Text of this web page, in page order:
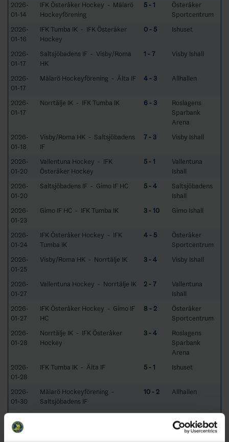
2026-
01-14
IFK Österåker Hockey - Mälarö
Hockeyförening
5 - 1
Österåker
Sportcentrum
2026-
01-16
IFK Tumba IK - IFK Österåker
Hockey
0 - 5 Ishuset
2026-
01-17
Saltsjöbadens IF - Visby/Roma
HK
1 - 7 Visby Ishall
2026-
01-17
Mälarö Hockeyförening - Älta IF 4 - 3 Allhallen
2026-
01-17
Norrtälje IK - IFK Tumba IK 6 - 3
Roslagens
Sparbank
Arena
2026-
01-18
Visby/Roma HK - Saltsjöbadens
IF
7 - 3 Visby Ishall
2026-
01-20
Vallentuna Hockey - IFK
Österåker Hockey
5 - 1
Vallentuna
Ishall
2026-
01-20
Saltsjöbadens IF - Gimo IF HC 5 - 4
Saltsjöbadens
Ishall
2026-
01-23
Gimo IF HC - IFK Tumba IK 3 - 10 Gimo Ishall
2026-
01-24
IFK Österåker Hockey - IFK
Tumba IK
4 - 5
Österåker
Sportcentrum
2026-
01-25
Visby/Roma HK - Norrtälje IK 3 - 4 Visby Ishall
2026-
01-27
Vallentuna Hockey - Norrtälje IK 2 - 7
Vallentuna
Ishall
2026-
01-27
IFK Österåker Hockey - Gimo IF
HC
8 - 2
Österåker
Sportcentrum
2026-
01-28
Norrtälje IK - IFK Österåker
Hockey
3 - 4
Roslagens
Sparbank
Arena
2026-
01-28
IFK Tumba IK - Älta IF 5 - 1 Ishuset
2026-
01-30
Mälarö Hockeyförening -
Saltsjöbadens IF
10 - 2 Allhallen
2026-
01-30
Norrtälje IK - Vallentuna Hockey 5 - 1
Roslagens
Sparbank
Arena